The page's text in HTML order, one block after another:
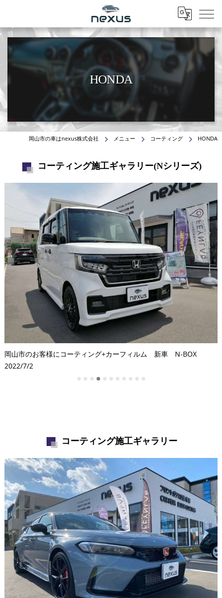
Menu
HONDA
岡山市の車はnexus株式会社 メニュー コーティング HONDA
コーティング施工ギャラリー(Nシリーズ)
岡山市のお客様にコーティング+カーフィルム 新車 N-BOX
2022/7/2
コーティング施工ギャラリー